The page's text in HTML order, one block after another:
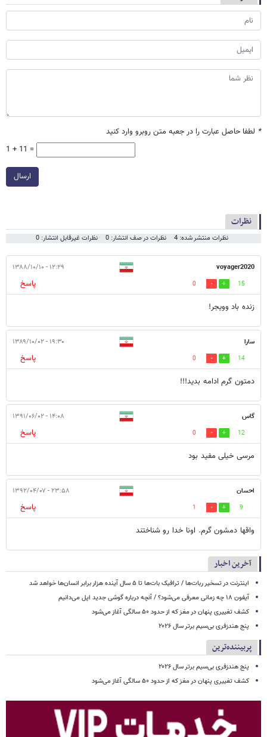
* لطفا حاصل عبارت را در جعبه متن روبرو وارد کنید
1 + 11 =
ارسال
نظرات
نظرات منتشر شده: 4 نظرات در صف انتشار: 0 نظرات غیرقابل انتشار: 0
voyager2020 ۱۲:۲۹ - ۱۳۸۸/۱۰/۱۰
15
0
پاسخ
زنده باد وویجر!
سارا ۱۹:۳۰ - ۱۳۸۹/۱۰/۰۲
14
0
پاسخ
دمتون گرم ادامه بدید!!!
گاس ۱۴:۰۸ - ۱۳۹۱/۰۶/۰۲
12
0
پاسخ
مرسی خیلی مفید بود
احسان ۲۳:۵۸ - ۱۳۹۲/۰۴/۰۷
9
1
پاسخ
واقها دمشون گرم. اونا خدا رو شناختند
آخرین اخبار
اینترنت در تسخیر ربات‌ها / ترافیک بات‌ها تا ۵ سال آینده هزار برابر انسان‌ها خواهد شد
آیفون ۱۸ چه زمانی معرفی می‌شود؟ / آنچه درباره گوشی جدید اپل می‌دانیم
کشف تغییری پنهان در مغز که از حدود ۵۰ سالگی آغاز می‌شود
پنج هندزفری بی‌سیم برتر سال ۲۰۲۶
پربیننده‌ترین
پنج هندزفری بی‌سیم برتر سال ۲۰۲۶
کشف تغییری پنهان در مغز که از حدود ۵۰ سالگی آغاز می‌شود